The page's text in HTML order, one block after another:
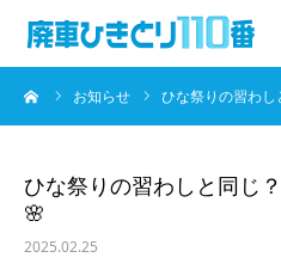
お知らせ ひな祭りの習わ
ひな祭りの習わしと同じ
🌸
2025.02.25
廃車･事故車の買取
無料査定